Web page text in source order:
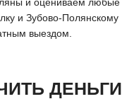
и Зубово-Полянскому
выездом.
ДЕНЬГИ